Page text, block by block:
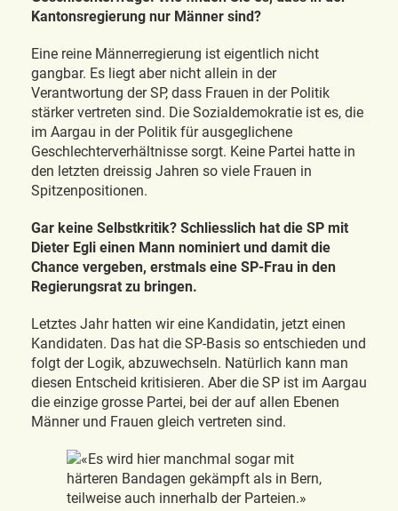
Kantonsregierung nur Männer sind?
Eine reine Männerregierung ist eigentlich nicht
gangbar. Es liegt aber nicht allein in der
Verantwortung der SP, dass Frauen in der Politik
stärker vertreten sind. Die Sozialdemokratie ist es, die
im Aargau in der Politik für ausgeglichene
Geschlechterverhältnisse sorgt. Keine Partei hatte in
den letzten dreissig Jahren so viele Frauen in
Spitzenpositionen.
Gar keine Selbstkritik? Schliesslich hat die SP mit
Dieter Egli einen Mann nominiert und damit die
Chance vergeben, erstmals eine SP-Frau in den
Regierungsrat zu bringen.
Letztes Jahr hatten wir eine Kandidatin, jetzt einen
Kandidaten. Das hat die SP-Basis so entschieden und
folgt der Logik, abzuwechseln. Natürlich kann man
diesen Entscheid kritisieren. Aber die SP ist im Aargau
die einzige grosse Partei, bei der auf allen Ebenen
Männer und Frauen gleich vertreten sind.